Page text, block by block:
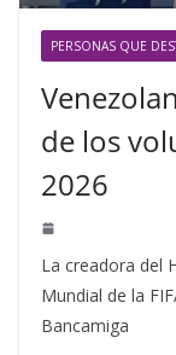
PERSONAS QUE
de los
2026
La creadora del
Mundial de la
Bancamiga